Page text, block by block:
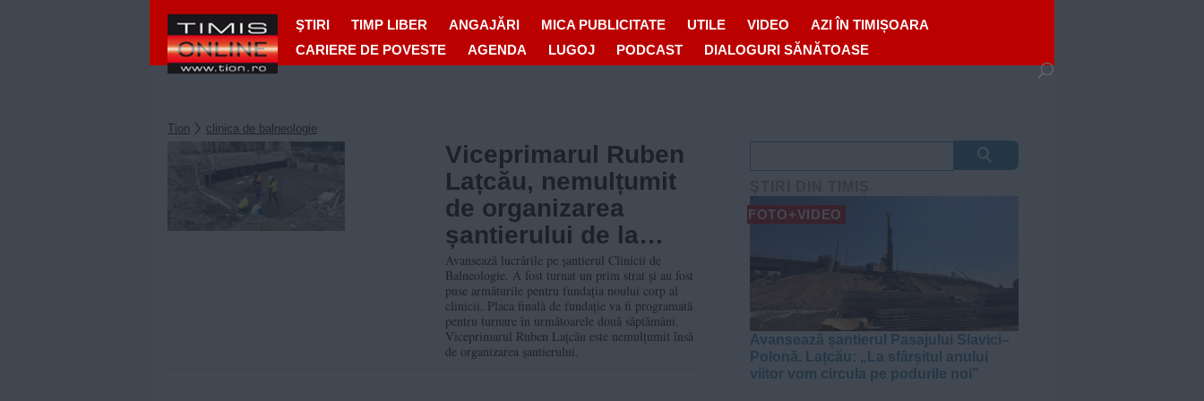
ŞTIRI TIMP LIBER ANGAJĂRI MICA PUBLICITATE UTILE VIDEO
AZI ÎN TIMIȘOARA
CARIERE DE POVESTE
AGENDA LUGOJ PODCAST DIALOGURI SĂNĂTOASE
Tion clinica de balneologie
Viceprimarul Ruben
Lațcău, nemulțumit
de organizarea
șantierului de la
Clinica de
Balneologie. Cum
avansează lucrările
Avansează lucrările pe șantierul Clinicii de
Balneologie. A fost turnat un prim strat și au fost
puse armăturile pentru fundația noului corp al
clinicii. Placa finală de fundație va fi programată
pentru turnare în următoarele două săptămâni.
Viceprimarul Ruben Lațcău este nemulțumit însă
de organizarea șantierului.
FOTO+VIDEO
Avansează șantierul Pasajului Slavici–
Polonă. Lațcău: „La sfârșitul anului
viitor vom circula pe podurile noi”